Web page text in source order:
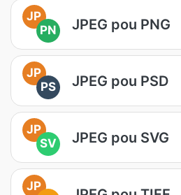
JP
PN
JPEG pou PNG
JP
PS
JPEG pou PSD
JP
SV
JPEG pou SVG
JP